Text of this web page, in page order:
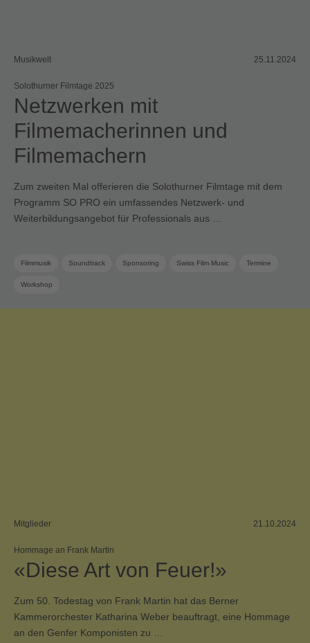
Musikwelt 25.11.2024
Solothurner Filmtage 2025
Netzwerken mit
Filmemacherinnen und
Filmemachern
Zum zweiten Mal offerieren die Solothurner Filmtage mit dem
Programm SO PRO ein umfassendes Netzwerk- und
Weiterbildungsangebot für Professionals aus …
Filmmusik Soundtrack Sponsoring Swiss Film Music Termine
Workshop
Mitglieder 21.10.2024
Hommage an Frank Martin
«Diese Art von Feuer!»
Zum 50. Todestag von Frank Martin hat das Berner
Kammerorchester Katharina Weber beauftragt, eine Hommage
an den Genfer Komponisten zu …